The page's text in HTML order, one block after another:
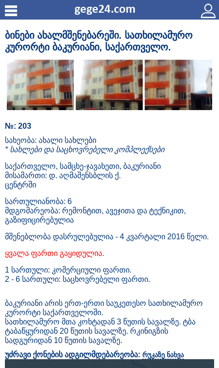
ბინები ახალმშენებარეში. სათხილამურო
კურორტი ბაკურიანი, საქართველო.
№: 203
სახეობა: ახალი სახლები
* სახლები და საცხოვრებელი კომპლექსები
საქართველო, სამცხე-ჯავახეთი, ბაკურიანი
მისამართი: დ. აღმაშენსბლის ქ.
ცენტრში
სართულიანობა: 6
მდგომარეობა: რემონტით, ავეჯითა და ტექნიკით,
გაზიფიცირებულია
მშენებლობა დასრულებულია - 4 კვარტალი 2016 წელი.
ყვალა ფართი გაყიდულია.
1 სართული: კომერციული ფართი.
2 - 6 სართული: საცხოვრებელი ფართი.
ბაკურიანი არის ერთ-ერთი საუკეთესო სათხილამურო
კურორტი საქართველოში.
სათხილამურო მთა კოხტადან 3 წუთის სავალზე. ტბა
ტაბაწყურიდან 20 წუთის სავალზე. რკინიგზის
სადგურიდან 10 წუთის სავალზე.
უძრავი ქონების ადგილმდებარეობა: რუკაზე ნახვა